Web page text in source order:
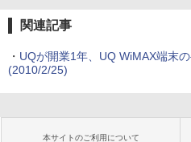
関連記事
・ UQが開業1年、UQ WiMAX端末
(2010/2/25)
本サイトのご利用について